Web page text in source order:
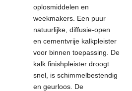
oplosmiddelen en
weekmakers. Een puur
natuurlijke, diffusie-open
en cementvrije kalkpleister
voor binnen toepassing. De
kalk finishpleister droogt
snel, is schimmelbestendig
en geurloos. De